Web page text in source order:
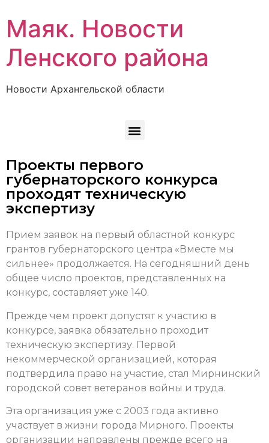
Маяк. Новости
Ленского района
Новости Архангельской области
Проекты первого
губернаторского конкурса
проходят техническую
экспертизу
Прием заявок на первый областной конкурс
грантов губернаторского центра «Вместе мы
сильнее» продолжается. На сегодняшний день
общее число проектов, представленных на
конкурс, составляет уже 140.
Прежде чем проект допустят к участию в
конкурсе, заявка обязательно проходит
техническую экспертизу. Первой
некоммерческой организацией, которая
подтвердила право на участие, стал Мирнинский
городской совет ветеранов войны и труда.
Эта организация уже с 2003 года активно
участвует в жизни города Мирного. Проекты
организации направлены прежде всего на